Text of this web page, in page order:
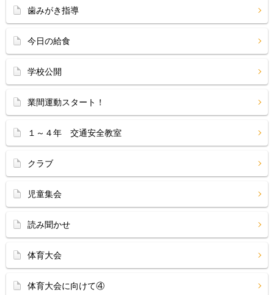
歯みがき指導
今日の給食
学校公開
業間運動スタート！
１～４年 交通安全教室
クラブ
児童集会
読み聞かせ
体育大会
体育大会に向けて④